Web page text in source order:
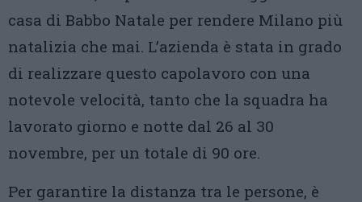
casa di Babbo Natale per rendere Milano più
natalizia che mai. L’azienda è stata in grado
di realizzare questo capolavoro con una
notevole velocità, tanto che la squadra ha
lavorato giorno e notte dal 26 al 30
novembre, per un totale di 90 ore.
Per garantire la distanza tra le persone, è